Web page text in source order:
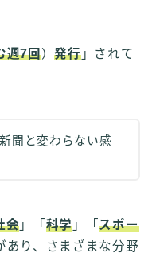
週7回）発行」されて
聞と変わらない感
会 」「 科学 」「スポー
あり、さまざまな分野